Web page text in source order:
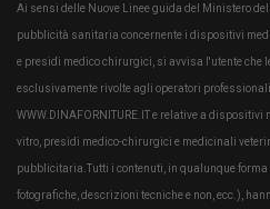
Ai sensi delle Nuove Linee guida del Ministero
pubblicità sanitaria concernente i dispositivi
e presidi medico chirurgici, si avvisa l'utente che
esclusivamente rivolte agli operatori
WWW.DINAFORNITURE.IT e relative a
vitro, presidi medico-chirurgici e medicinali
pubblicitaria.Tutti i contenuti, in qualunque
fotografiche, descrizioni tecniche e non, ecc.),